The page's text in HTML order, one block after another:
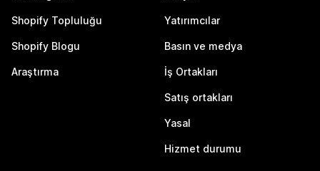
Shopify Topluluğu
Shopify Blogu
Araştırma
Yatırımcılar
Basın ve medya
İş Ortakları
Satış ortakları
Yasal
Hizmet durumu